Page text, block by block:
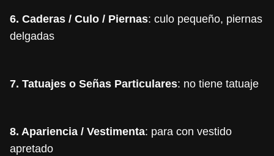
6. Caderas / Culo / Piernas: culo pequeño, piernas
delgadas
7. Tatuajes o Señas Particulares: no tiene tatuaje
8. Apariencia / Vestimenta: para con vestido
apretado